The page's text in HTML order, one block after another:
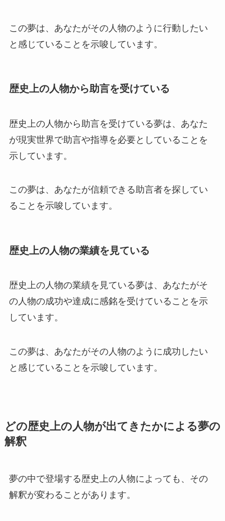
この夢は、あなたがその人物のように行動したい
と感じていることを示唆しています。
歴史上の人物から助言を受けている
歴史上の人物から助言を受けている夢は、あなた
が現実世界で助言や指導を必要としていることを
示しています。
この夢は、あなたが信頼できる助言者を探してい
ることを示唆しています。
歴史上の人物の業績を見ている
歴史上の人物の業績を見ている夢は、あなたがそ
の人物の成功や達成に感銘を受けていることを示
しています。
この夢は、あなたがその人物のように成功したい
と感じていることを示唆しています。
どの歴史上の人物が出てきたかによる夢の
解釈
夢の中で登場する歴史上の人物によっても、その
解釈が変わることがあります。